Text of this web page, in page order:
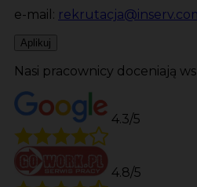
e-mail:
Aplikuj
Nasi pracownicy doceniają
4.3/5
4.8/5